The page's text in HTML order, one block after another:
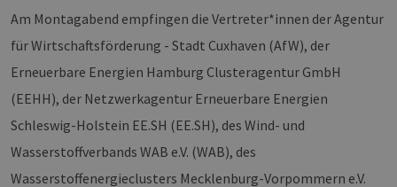
Am Montagabend empfingen die Vertreter*innen der Agentur
für Wirtschaftsförderung - Stadt Cuxhaven (AfW), der
Erneuerbare Energien Hamburg Clusteragentur GmbH
(EEHH), der Netzwerkagentur Erneuerbare Energien
Schleswig-Holstein EE.SH (EE.SH), des Wind- und
Wasserstoffverbands WAB e.V. (WAB), des
Wasserstoffenergieclusters Mecklenburg-Vorpommern e.V.